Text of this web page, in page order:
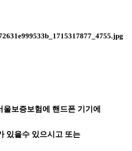
울보증보험에 핸드폰 기기에
있을수 있으시고 또는